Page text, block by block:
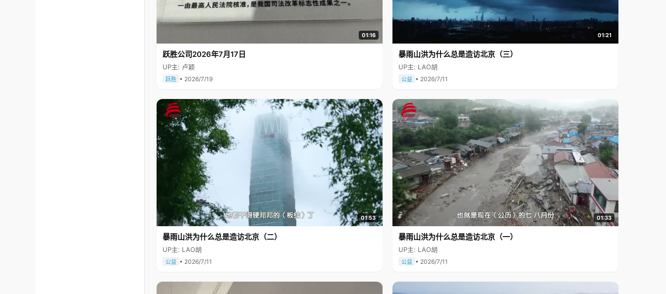
01:16
跃胜公司2026年7月17日
UP主: 卢颖
跃胜 • 2026/7/19
01:21
暴雨山洪为什么总是造访北京（三）
UP主: LAO胡
公益 • 2026/7/11
01:53
暴雨山洪为什么总是造访北京（二）
UP主: LAO胡
公益 • 2026/7/11
01:33
暴雨山洪为什么总是造访北京（一）
UP主: LAO胡
公益 • 2026/7/11